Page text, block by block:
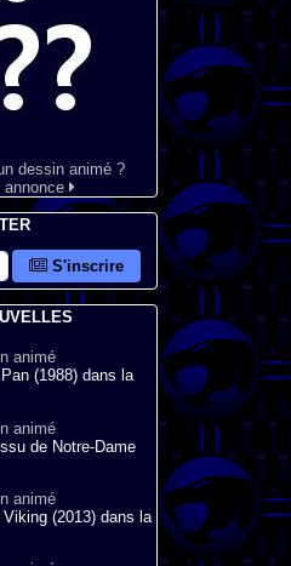
dessin animé ?
annonce
S'inscrire
animé
(1988) dans la
animé
de Notre-Dame
animé
(2013) dans la